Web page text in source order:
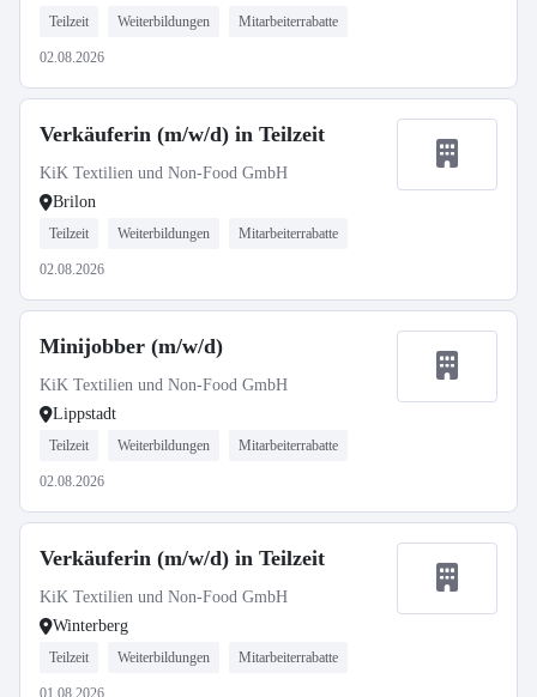
Teilzeit Weiterbildungen Mitarbeiterrabatte
02.08.2026
Verkäuferin (m/w/d) in Teilzeit
KiK Textilien und Non-Food GmbH
Brilon
Teilzeit Weiterbildungen Mitarbeiterrabatte
02.08.2026
Minijobber (m/w/d)
KiK Textilien und Non-Food GmbH
Lippstadt
Teilzeit Weiterbildungen Mitarbeiterrabatte
02.08.2026
Verkäuferin (m/w/d) in Teilzeit
KiK Textilien und Non-Food GmbH
Winterberg
Teilzeit Weiterbildungen Mitarbeiterrabatte
01.08.2026